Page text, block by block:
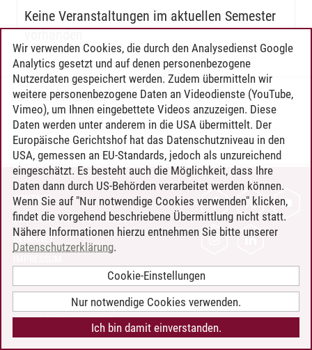
Keine Veranstaltungen im aktuellen Semester
vorhanden
Timo Leder/30.06.2024
KONTAKT
LEUPHANA ALS ARBEITGEBER
INTRANET
BARRIEREFREIHEIT
COOKIE-EINSTELLUNGEN
Wir verwenden Cookies, die durch den Analysedienst Google
Analytics gesetzt und auf denen personenbezogene
Nutzerdaten gespeichert werden. Zudem übermitteln wir
weitere personenbezogene Daten an Videodienste (YouTube,
Vimeo), um Ihnen eingebettete Videos anzuzeigen. Diese
Daten werden unter anderem in die USA übermittelt. Der
Europäische Gerichtshof hat das Datenschutzniveau in den
USA, gemessen an EU-Standards, jedoch als unzureichend
eingeschätzt. Es besteht auch die Möglichkeit, dass Ihre
Daten dann durch US-Behörden verarbeitet werden können.
Wenn Sie auf "Nur notwendige Cookies verwenden" klicken,
findet die vorgehend beschriebene Übermittlung nicht statt.
Nähere Informationen hierzu entnehmen Sie bitte unserer
Datenschutzerklärung.
Cookie-Einstellungen
Nur notwendige Cookies verwenden.
Ich bin damit einverstanden.